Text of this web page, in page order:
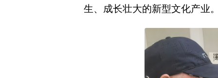
生、成长壮大的新型文化产业